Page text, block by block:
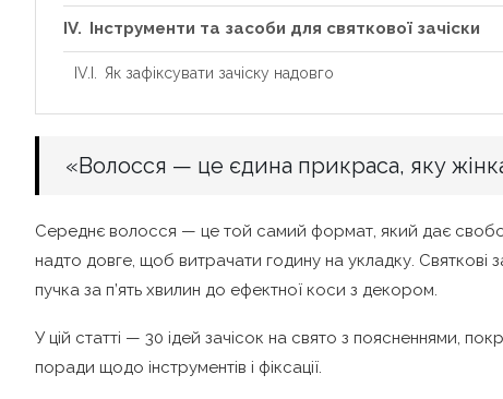
Інструменти та засоби для святкової зачіски
Як зафіксувати зачіску надовго
«Волосся — це єдина прикраса, яку
Середнє волосся — це той самий формат, який дає
надто довге, щоб витрачати годину на укладку. Святкові
пучка за п’ять хвилин до ефектної коси з декором.
У цій статті — 30 ідей зачісок на свято з поясненнями,
поради щодо інструментів і фіксації.